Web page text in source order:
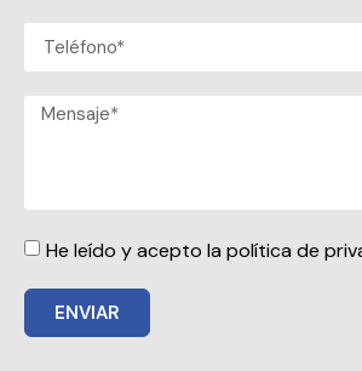
He leído y acepto la política de
ENVIAR